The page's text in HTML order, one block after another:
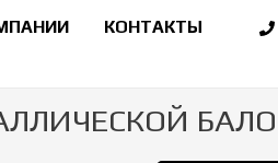
КОНТАКТЫ